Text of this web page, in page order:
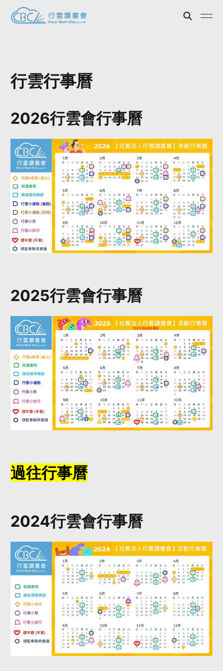
行雲行事曆
2026行雲會行事曆
2025行雲會行事曆
過往行事曆
2024行雲會行事曆